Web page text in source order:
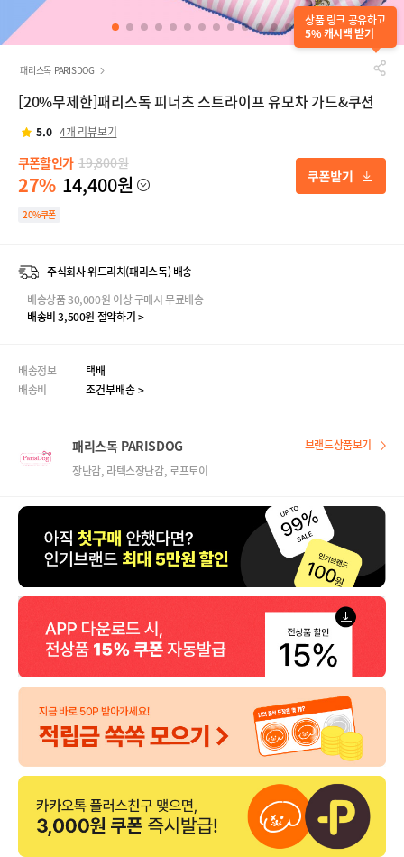
상품 링크 공유하고
5% 캐시백 받기
패리스독 PARISDOG
[20%무제한]패리스독 피너츠 스트라이프 유모차 가드&쿠션
5.0 4개 리뷰보기
쿠폰할인가 19,800원
27% 14,400원
20%쿠폰
주식회사 위드리치(패리스독) 배송
배송상품 30,000원 이상 구매시 무료배송
배송비 3,500원 절약하기 >
배송정보
택배
배송비
조건부배송 >
패리스독 PARISDOG
장난감, 라텍스장난감, 로프토이
브랜드상품보기